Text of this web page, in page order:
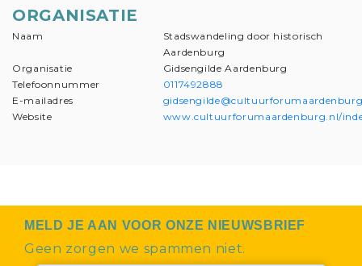
ORGANISATIE
Naam
Stadswandeling door historisch
Aardenburg
Organisatie
Gidsengilde Aardenburg
Telefoonnummer
0117492888
E-mailadres
Website
www.cultuurforumaardenburg.nl/
MELD JE AAN VOOR ONZE NIEUWSBRIEF
Geen zorgen we spammen niet.